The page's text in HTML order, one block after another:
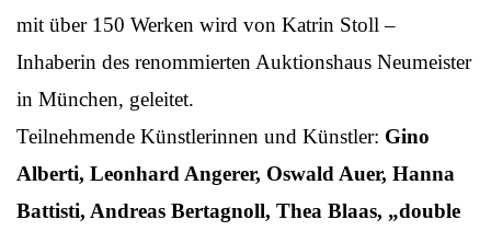
mit über 150 Werken wird von Katrin Stoll –
Inhaberin des renommierten Auktionshaus Neumeister
in München, geleitet.
Teilnehmende Künstlerinnen und Künstler: Gino
Alberti, Leonhard Angerer, Oswald Auer, Hanna
Battisti, Andreas Bertagnoll, Thea Blaas, „double